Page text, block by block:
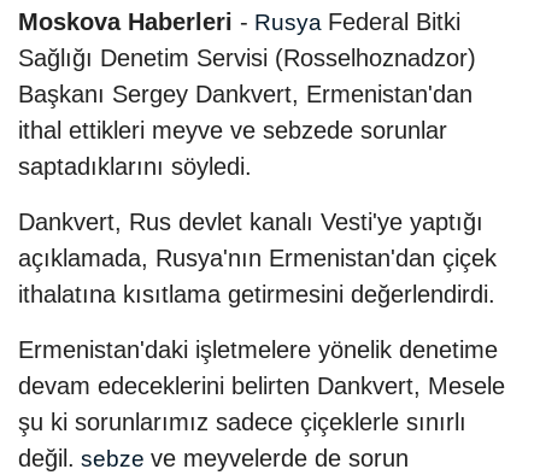
Moskova Haberleri - Rusya Federal Bitki
Sağlığı Denetim Servisi (Rosselhoznadzor)
Başkanı Sergey Dankvert, Ermenistan'dan
ithal ettikleri meyve ve sebzede sorunlar
saptadıklarını söyledi.
Dankvert, Rus devlet kanalı Vesti'ye yaptığı
açıklamada, Rusya'nın Ermenistan'dan çiçek
ithalatına kısıtlama getirmesini değerlendirdi.
Ermenistan'daki işletmelere yönelik denetime
devam edeceklerini belirten Dankvert, Mesele
şu ki sorunlarımız sadece çiçeklerle sınırlı
değil. sebze ve meyvelerde de sorun